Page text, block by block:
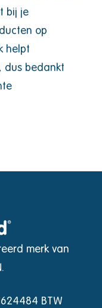
bij je
op
helpt
dus bedankt
merk van
BTW